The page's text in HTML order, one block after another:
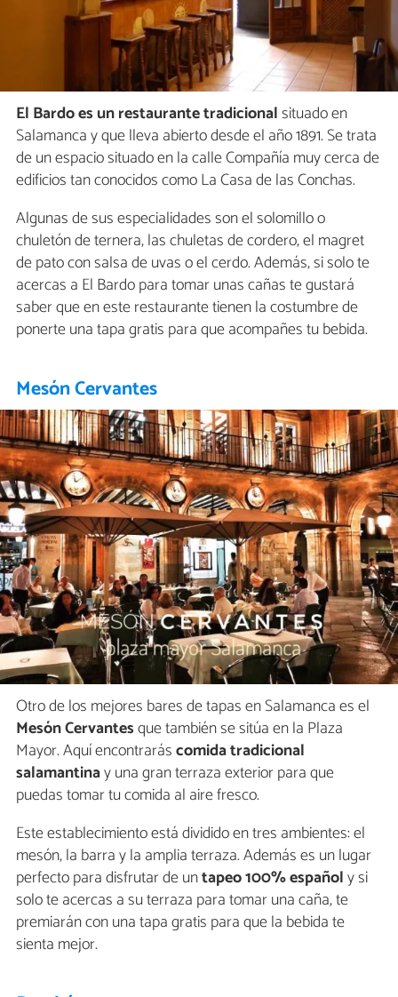
El Bardo es un restaurante tradicionalsituado en
Salamanca y que lleva abierto desde el año 1891. Se trata
de un espacio situado en la calle Compañía muy cerca de
edificios tan conocidos como La Casa de las Conchas.
Algunas de sus especialidades son el solomillo o
chuletón de ternera, las chuletas de cordero, el magret
de pato con salsa de uvas o el cerdo. Además, si solo te
acercas a El Bardo para tomar unas cañas te gustará
saber que en este restaurante tienen la costumbre de
ponerte una tapa gratis para que acompañes tu bebida.
Mesón Cervantes
Otro de los mejores bares de tapas en Salamanca es el
Mesón Cervantesque también se sitúa en la Plaza
Mayor. Aquí encontraráscomida tradicional
salamantinay una gran terraza exterior para que
puedas tomar tu comida al aire fresco.
Este establecimiento está dividido en tres ambientes: el
mesón, la barra y la amplia terraza. Además es un lugar
perfecto para disfrutar de untapeo 100% españoly si
solo te acercas a su terraza para tomar una caña, te
premiarán con una tapa gratis para que la bebida te
sienta mejor.